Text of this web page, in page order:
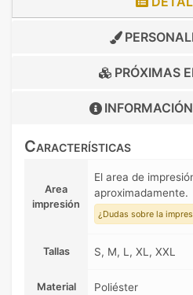
PRÓXIMAS
Características
Area
impresión
El area de
aproximadamente.
¿Dudas sobre la
Tallas S, M, L, XL, XXL
Material Poliéster